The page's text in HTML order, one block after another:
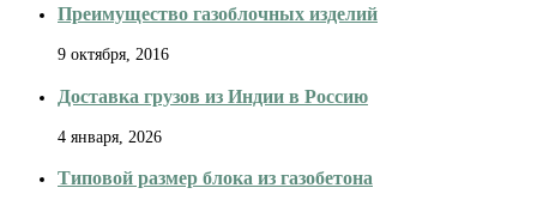
Преимущество газоблочных изделий
9 октября, 2016
Доставка грузов из Индии в Россию
4 января, 2026
Типовой размер блока из газобетона